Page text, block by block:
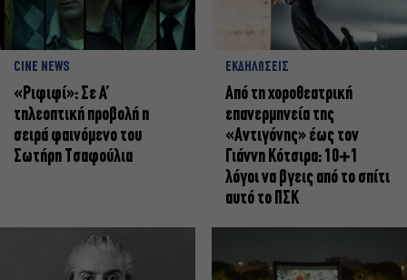
CINE NEWS
«Ριφιφί»: Σε Α’
τηλεοπτική προβολή η
σειρά φαινόμενο του
Σωτήρη Τσαφούλια
ΕΚΔΗΛΩΣΕΙΣ
Από τη χοροθεατρική
επανερμηνεία της
«Αντιγόνης» έως τον
Γιάννη Κότσιρα: 10+1
λόγοι να βγεις από το σπίτι
αυτό το ΠΣΚ